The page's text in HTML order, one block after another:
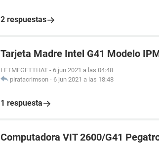
2 respuestas
Tarjeta Madre Intel G41 Modelo
LETMEGETTHAT - 6 jun 2021 a las 04:48
piratacrimson - 6 jun 2021 a las 18:48
1 respuesta
Computadora VIT 2600/G41